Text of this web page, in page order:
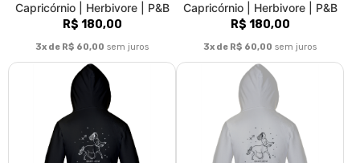
R$ 192,00
3x de R$ 64,00sem juros
R$ 192,00
3x de R$ 64,00sem juros